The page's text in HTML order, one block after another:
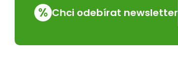
% Chci odebírat newsletter